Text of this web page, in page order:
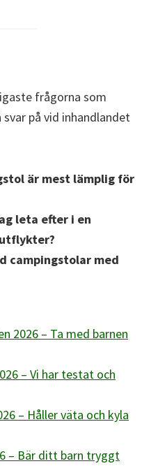
frågorna som
på vid inhandlandet
är mest lämplig för
leta efter i en
campingstolar med
2026 – Ta med barnen
– Vi har testat och
– Håller väta och kyla
– Bär ditt barn tryggt